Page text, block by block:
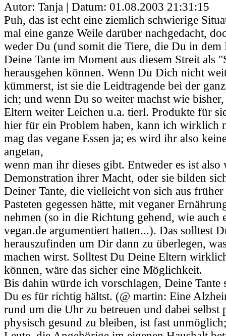
Autor: Tanja | Datum: 01.08.2003 21:31:15
Puh, das ist echt eine ziemlich schwierige
mal eine ganze Weile darüber nachgedacht,
weder Du (und somit die Tiere, die Du in
Deine Tante im Moment aus diesem Streit als
herausgehen können. Wenn Du Dich nicht
kümmerst, ist sie die Leidtragende bei der
ich; und wenn Du so weiter machst wie
Eltern weiter Leichen u.a. tierl. Produkte für
hier für ein Problem haben, kann ich wirklich
mag das vegane Essen ja; es wird ihr also
angetan,
wenn man ihr dieses gibt. Entweder es ist
Demonstration ihrer Macht, oder sie bilden
Deiner Tante, die vielleicht von sich aus
Pasteten gegessen hätte, mit veganer
nehmen (so in die Richtung gehend, wie auch
vegan.de argumentiert hatten...). Das solltest
herauszufinden um Dir dann zu überlegen,
machen wirst. Solltest Du Deine Eltern
können, wäre das sicher eine Möglichkeit.
Bis dahin würde ich vorschlagen, Deine Tante
Du es für richtig hältst. (@ martin: Eine
rund um die Uhr zu betreuen und dabei selbst
physisch gesund zu bleiben, ist fast